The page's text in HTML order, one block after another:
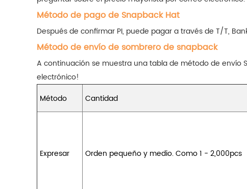
Método de pago de Snapback Hat
Después de confirmar PI, puede pagar a través de T/T,
Método de envío de sombrero de snapback
A continuación se muestra una tabla de método de envío
electrónico!
Método
Cantidad
Expresar Orden pequeño y medio. Como 1 - 2,000pcs